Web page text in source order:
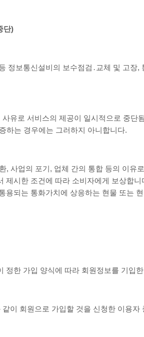
단)
정보통신설비의 보수점검․교체 및 고
유로 서비스의 제공이 일시적으로 중단
하는 경우에는 그러하지 아니합니다.
, 사업의 포기, 업체 간의 통합 등의 이유
제시한 조건에 따라 소비자에게 보상합
용되는 통화가치에 상응하는 현물 또는
정한 가입 양식에 따라 회원정보를 기입
같이 회원으로 가입할 것을 신청한 이용